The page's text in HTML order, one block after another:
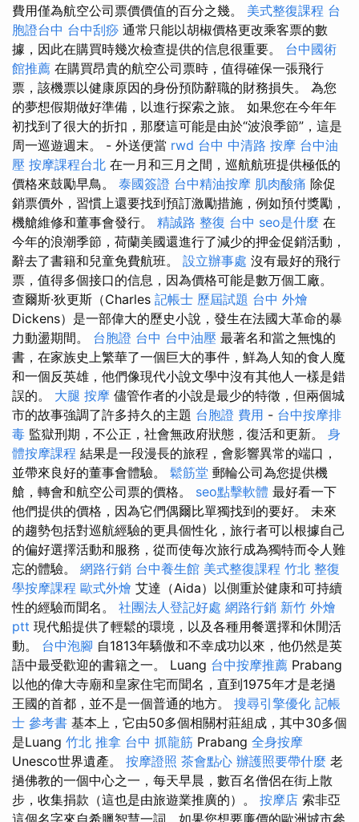
費用僅為航空公司票價價值的百分之幾。 美式整復課程 台
胞證台中 台中刮痧 通常只能以胡椒價格更改乘客票的數
據，因此在購買時幾次檢查提供的信息很重要。 台中國術
館推薦 在購買昂貴的航空公司票時，值得確保一張飛行
票，該機票以健康原因的身份預防辭職的財務損失。 為您
的夢想假期做好準備，以進行探索之旅。 如果您在今年年
初找到了很大的折扣，那麼這可能是由於“波浪季節”，這是
周一巡遊週末。 - 外送便當 rwd 台中 中清路 按摩 台中油
壓 按摩課程台北 在一月和三月之間，巡航航班提供極低的
價格來鼓勵早鳥。 泰國簽證 台中精油按摩 肌肉酸痛 除促
銷票價外，習慣上還要找到預訂激勵措施，例如預付獎勵，
機艙維修和董事會發行。 精誠路 整復 台中 seo是什麼 在
今年的浪潮季節，荷蘭美國還進行了減少的押金促銷活動，
辭去了書籍和兒童免費航班。 設立辦事處 沒有最好的飛行
票，值得多個接口的信息，因為價格可能是數万個工廠。
查爾斯·狄更斯（Charles 記帳士 歷屆試題 台中 外燴
Dickens）是一部偉大的歷史小說，發生在法國大革命的暴
力動盪期間。 台胞證 台中 台中油壓 最著名和當之無愧的
書，在家族史上繁華了一個巨大的事件，鮮為人知的食人魔
和一個反英雄，他們像現代小說文學中沒有其他人一樣是錯
誤的。 大腿 按摩 儘管作者的小說是最少的特徵，但兩個城
市的故事強調了許多持久的主題 台胞證 費用 - 台中按摩排
毒 監獄刑期，不公正，社會無政府狀態，復活和更新。 身
體按摩課程 結果是一段漫長的旅程，會影響異常的端口，
並帶來良好的董事會體驗。 鬆筋堂 郵輪公司為您提供機
艙，轉會和航空公司票的價格。 seo點擊軟體 最好看一下
他們提供的價格，因為它們偶爾比單獨找到的要好。 未來
的趨勢包括對巡航經驗的更具個性化，旅行者可以根據自己
的偏好選擇活動和服務，從而使每次旅行成為獨特而令人難
忘的體驗。 網路行銷 台中養生館 美式整復課程 竹北 整復
學按摩課程 歐式外燴 艾達（Aida）以側重於健康和可持續
性的經驗而聞名。 社團法人登記好處 網路行銷 新竹 外燴
ptt 現代船提供了輕鬆的環境，以及各種用餐選擇和休閒活
動。 台中泡腳 自1813年驕傲和不幸成功以來，他仍然是英
語中最受歡迎的書籍之一。 Luang 台中按摩推薦 Prabang
以他的偉大寺廟和皇家住宅而聞名，直到1975年才是老撾
王國的首都，並不是一個普通的地方。 搜尋引擎優化 記帳
士 參考書 基本上，它由50多個相關村莊組成，其中30多個
是Luang 竹北 推拿 台中 抓龍筋 Prabang 全身按摩
Unesco世界遺產。 按摩證照 茶會點心 辦護照要帶什麼 老
撾佛教的一個中心之一，每天早晨，數百名僧侶在街上散
步，收集捐款（這也是由旅遊業推廣的）。 按摩店 索非亞
這個名字來自希臘智慧一詞，如果您想要廉價的歐洲城市參